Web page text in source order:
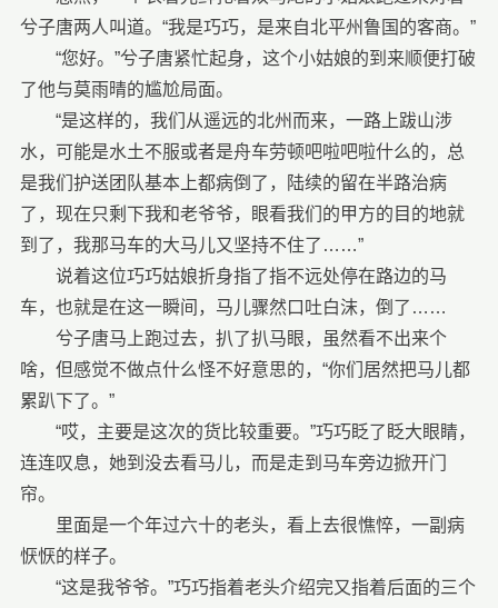
兮子唐两人叫道。“我是巧巧，是来自北平州鲁国的客商。”
“您好。”兮子唐紧忙起身，这个小姑娘的到来顺便打破
了他与莫雨晴的尴尬局面。
“是这样的，我们从遥远的北州而来，一路上跋山涉
水，可能是水土不服或者是舟车劳顿吧啦吧啦什么的，总
是我们护送团队基本上都病倒了，陆续的留在半路治病
了，现在只剩下我和老爷爷，眼看我们的甲方的目的地就
到了，我那马车的大马儿又坚持不住了……”
说着这位巧巧姑娘折身指了指不远处停在路边的马
车，也就是在这一瞬间，马儿骤然口吐白沫，倒了……
兮子唐马上跑过去，扒了扒马眼，虽然看不出来个
啥，但感觉不做点什么怪不好意思的，“你们居然把马儿都
累趴下了。”
“哎，主要是这次的货比较重要。”巧巧眨了眨大眼睛，
连连叹息，她到没去看马儿，而是走到马车旁边掀开门
帘。
里面是一个年过六十的老头，看上去很憔悴，一副病
恹恹的样子。
“这是我爷爷。”巧巧指着老头介绍完又指着后面的三个